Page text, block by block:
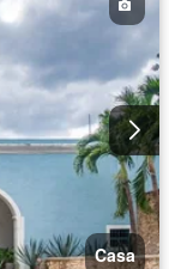
Casa